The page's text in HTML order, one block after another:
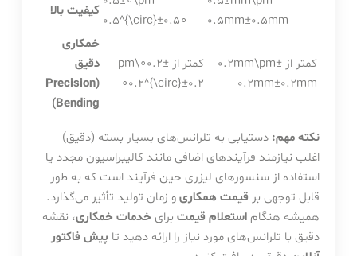
کیفیت بالا
0.5^{\circ}±0.5∘
0.5mm±0.5mm
خمکاری
دقیق
(Precision
Bending)
کمتر از
±0.2∘\pm
0.2^{\circ}±0.2
∘
کمتر از ±0.2mm\pm
0.2mm±0.2mm
نکته مهم: دستیابی به تلرانس‌های بسیار بسته (دقیق)
اغلب نیازمند فرآیندهای اضافی مانند کالیبراسیون مجدد یا
استفاده از سنسورهای لیزری حین فرآیند است که به طور
قابل توجهی بر قیمت همکاریو زمان تولید تأثیر می‌گذارد.
همیشه هنگام استعلام قیمتبرای خدمات خمکاری، نقشه
دقیق با تلرانس‌های مورد نیاز را ارائه دهید تا پیش فاکتور